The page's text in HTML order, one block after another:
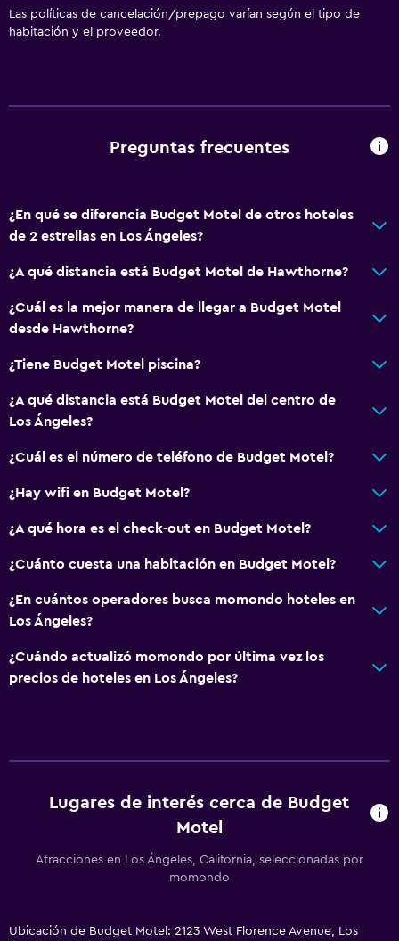
Las políticas de cancelación/prepago varían según el tipo de
habitación y el proveedor.
Preguntas frecuentes
¿En qué se diferencia Budget Motel de otros hoteles
de 2 estrellas en Los Ángeles?
¿A qué distancia está Budget Motel de Hawthorne?
¿Cuál es la mejor manera de llegar a Budget Motel
desde Hawthorne?
¿Tiene Budget Motel piscina?
¿A qué distancia está Budget Motel del centro de
Los Ángeles?
¿Cuál es el número de teléfono de Budget Motel?
¿Hay wifi en Budget Motel?
¿A qué hora es el check-out en Budget Motel?
¿Cuánto cuesta una habitación en Budget Motel?
¿En cuántos operadores busca momondo hoteles en
Los Ángeles?
¿Cuándo actualizó momondo por última vez los
precios de hoteles en Los Ángeles?
Lugares de interés cerca de Budget
Motel
Atracciones en Los Ángeles, California, seleccionadas por
momondo
Ubicación de Budget Motel: 2123 West Florence Avenue, Los